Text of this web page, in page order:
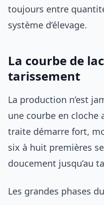
toujours entre
système d’élevage.
La courbe de
tarissement
La production n’est
une courbe en cloche
traite démarre fort,
six à huit premières
doucement jusqu’au
Les grandes phases